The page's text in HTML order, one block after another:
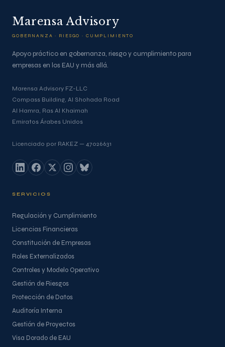
Marensa Advisory
GOBERNANZA · RIESGO · CUMPLIMIENTO
Apoyo práctico en gobernanza, riesgo y cumplimiento para
empresas en los EAU y más allá.
Marensa Advisory FZ-LLC
Compass Building, Al Shohada Road
Al Hamra, Ras Al Khaimah
Emiratos Árabes Unidos
Licenciado por RAKEZ — 47026631
SERVICIOS
Regulación y Cumplimiento
Licencias Financieras
Constitución de Empresas
Roles Externalizados
Controles y Modelo Operativo
Gestión de Riesgos
Protección de Datos
Auditoría Interna
Gestión de Proyectos
Visa Dorado de EAU